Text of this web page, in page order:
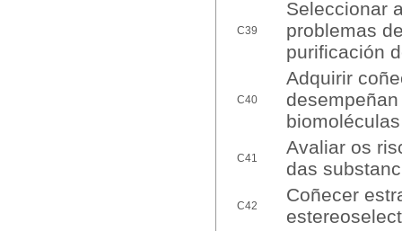
C39
Seleccionar
problemas
purificación
C40
Adquirir
C41
Avaliar os
das
C42
Coñecer